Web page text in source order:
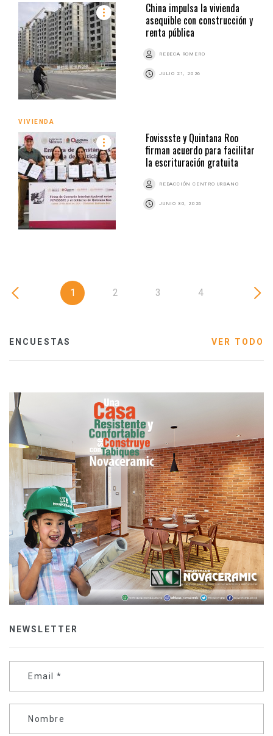
China impulsa la vivienda
asequible con construcción y
renta pública
REBECA ROMERO
JULIO 21, 2026
VIVIENDA
Fovissste y Quintana Roo
firman acuerdo para facilitar
la escrituración gratuita
REDACCIÓN CENTRO URBANO
JUNIO 30, 2026
1 2 3 4
ENCUESTAS VER TODO
NEWSLETTER
Email *
Nombre